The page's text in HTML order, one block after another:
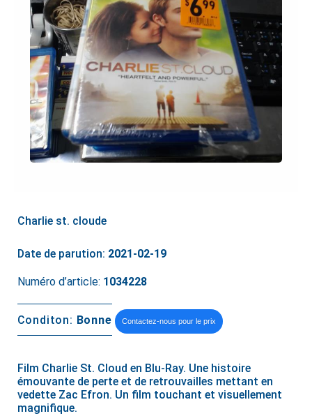
Charlie st. cloude
Date de parution: 2021-02-19
Numéro d’article: 1034228
Conditon: Bonne Contactez-nous pour le prix
Film Charlie St. Cloud en Blu-Ray. Une histoire
émouvante de perte et de retrouvailles mettant en
vedette Zac Efron. Un film touchant et visuellement
magnifique.